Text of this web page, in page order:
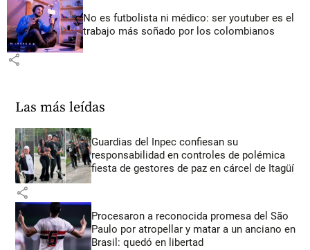
No es futbolista ni médico: ser youtuber es el
trabajo más soñado por los colombianos
share
Las más leídas
Guardias del Inpec confiesan su
responsabilidad en controles de polémica
fiesta de gestores de paz en cárcel de Itagüí
share
Procesaron a reconocida promesa del São
Paulo por atropellar y matar a un anciano en
Brasil: quedó en libertad